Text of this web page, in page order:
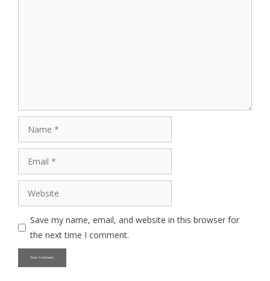
Website
Save my name, email, and website in this browser for
the next time I comment.